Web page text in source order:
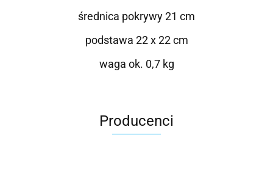
średnica pokrywy 21 cm
podstawa 22 x 22 cm
waga ok. 0,7 kg
Producenci